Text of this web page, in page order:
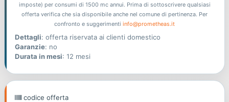
imposte) per consumi di 1500 mc annui. Prima di sottoscrivere qualsiasi
offerta verifica che sia disponibile anche nel comune di pertinenza. Per
confronto e suggerimenti info@prometheas.it
Dettagli: offerta riservata ai clienti domestico
Garanzie: no
Durata in mesi: 12 mesi
codice offerta